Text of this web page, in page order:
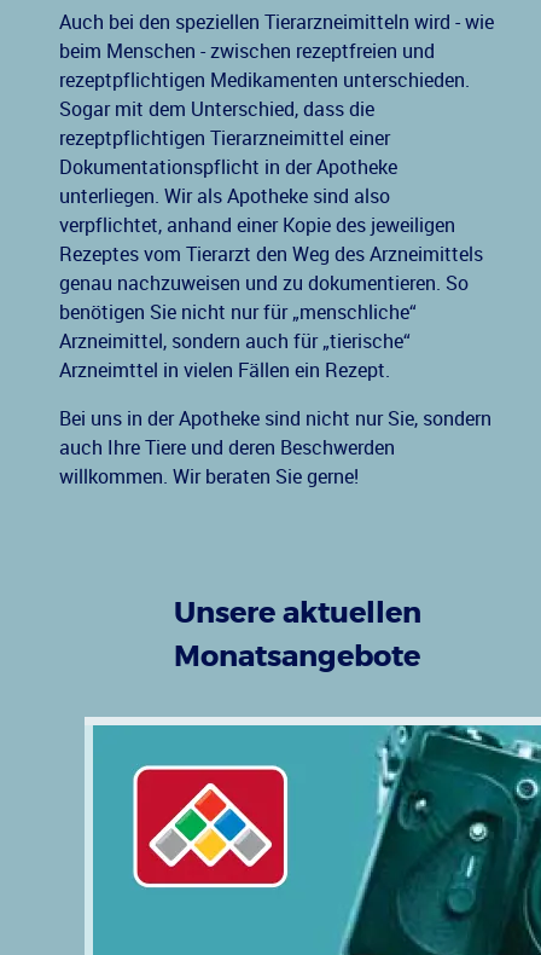
Auch bei den speziellen Tierarzneimitteln wird - wie
beim Menschen - zwischen rezeptfreien und
rezeptpflichtigen Medikamenten unterschieden.
Sogar mit dem Unterschied, dass die
rezeptpflichtigen Tierarzneimittel einer
Dokumentationspflicht in der Apotheke
unterliegen. Wir als Apotheke sind also
verpflichtet, anhand einer Kopie des jeweiligen
Rezeptes vom Tierarzt den Weg des Arzneimittels
genau nachzuweisen und zu dokumentieren. So
benötigen Sie nicht nur für „menschliche“
Arzneimittel, sondern auch für „tierische“
Arzneimttel in vielen Fällen ein Rezept.
Bei uns in der Apotheke sind nicht nur Sie, sondern
auch Ihre Tiere und deren Beschwerden
willkommen. Wir beraten Sie gerne!
Unsere aktuellen
Monatsangebote